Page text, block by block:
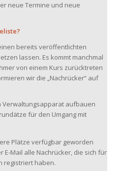
neue Termine und neue
bereits veröffentlichten
lassen. Es kommt manchmal
von einem Kurs zurücktreten
wir die „Nachrücker“ auf
Verwaltungsapparat aufbauen
für den Umgang mit
Plätze verfügbar geworden
E-Mail alle Nachrücker, die sich für
registriert haben.